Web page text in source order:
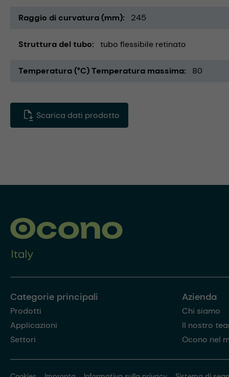
Raggio di curvatura (mm) 245
Struttura del tubo tubo flessibile retinato
Temperatura (°C) Temperatura massima 80
Scarica dati prodotto
Categorie principali
Prodotti
Applicazioni
Settori
Azienda
Chi siamo
Il nostro
Ocono nel